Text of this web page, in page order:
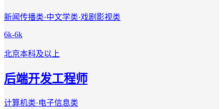
新闻传播类·中文学类·戏剧影视类
6k-6k
北京本科及以上
后端开发工程师
计算机类·电子信息类